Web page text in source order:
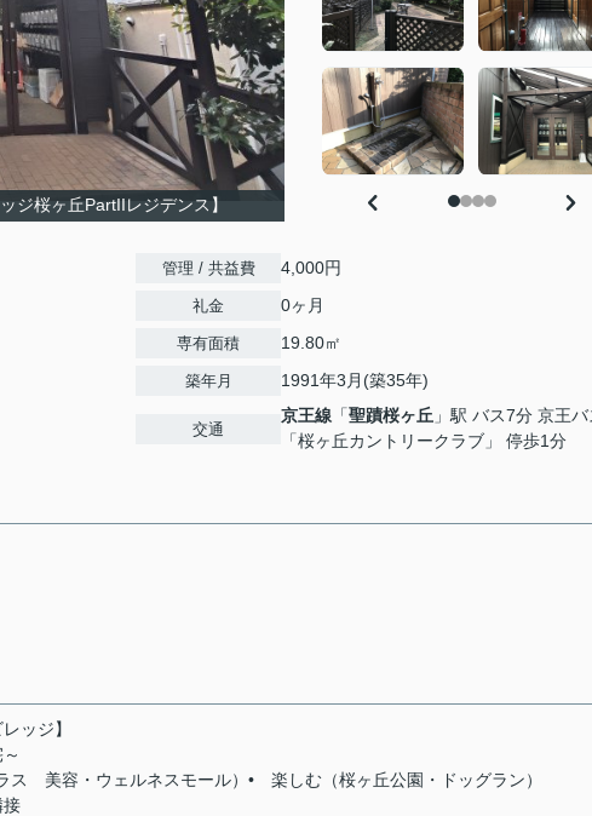
ジ桜ヶ丘PartIIレジデンス】
管理 / 共益費 4,000円
礼金 0ヶ月
専有面積 19.80㎡
築年月 1991年3月(築35年)
交通
京王線 「聖蹟桜ヶ丘 」駅 バス7分 京王バ
「桜ヶ丘カントリークラブ」 停歩1分
ッジ】
美容・ウェルネスモール）• 楽しむ（桜ヶ丘公園・ドッグラン）
接